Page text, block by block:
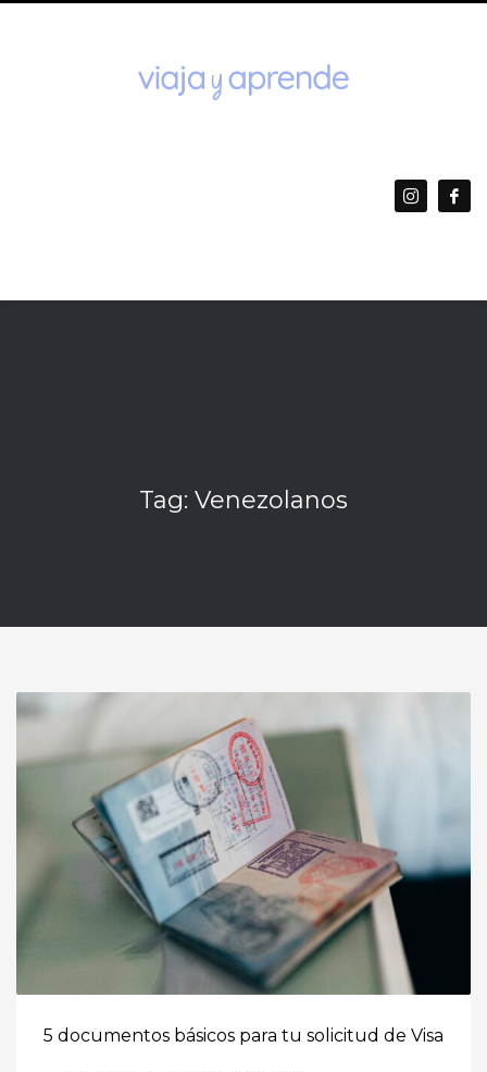
Tag: Venezolanos
5 documentos básicos para tu solicitud de Visa